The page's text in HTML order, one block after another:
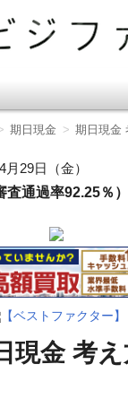
ン】
期日現金 期日現金
月29日（金）
通過率92.25％）
【ベストファクター】
現金 考